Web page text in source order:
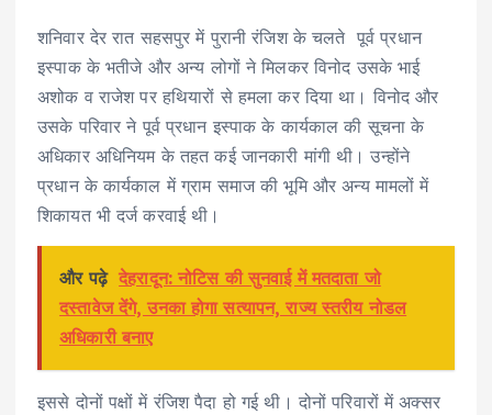
शनिवार देर रात सहसपुर में पुरानी रंजिश के चलते पूर्व प्रधान
इस्पाक के भतीजे और अन्य लोगों ने मिलकर विनोद उसके भाई
अशोक व राजेश पर हथियारों से हमला कर दिया था। विनोद और
उसके परिवार ने पूर्व प्रधान इस्पाक के कार्यकाल की सूचना के
अधिकार अधिनियम के तहत कई जानकारी मांगी थी। उन्होंने
प्रधान के कार्यकाल में ग्राम समाज की भूमि और अन्य मामलों में
शिकायत भी दर्ज करवाई थी।
और पढ़े देहरादून: नोटिस की सुनवाई में मतदाता जो
दस्तावेज देंगे, उनका होगा सत्यापन, राज्य स्तरीय नोडल
अधिकारी बनाए
इससे दोनों पक्षों में रंजिश पैदा हो गई थी। दोनों परिवारों में अक्सर